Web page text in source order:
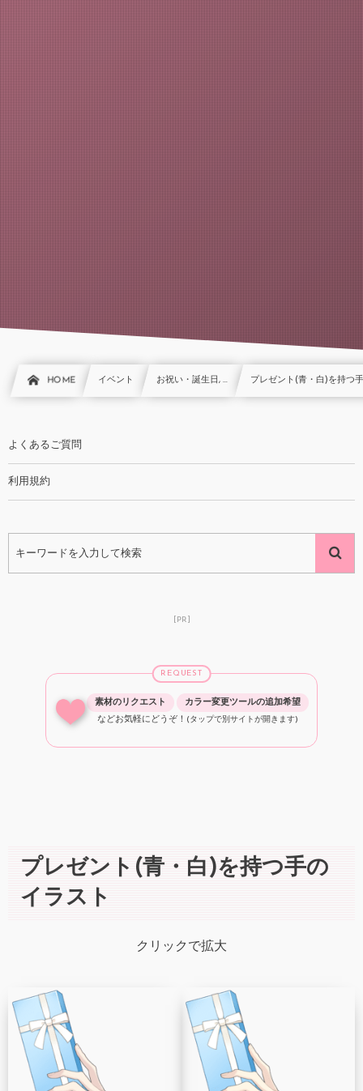
HOME イベント お祝い・誕生日, … プレゼント(青・白)を持つ
よくあるご質問
利用規約
[PR]
REQUEST
素材のリクエスト
カラー変更ツールの追加希望
などお気軽にどうぞ！ (タップで別サイトが開きます)
プレゼント(青・白)を持つ手の
イラスト
クリックで拡大